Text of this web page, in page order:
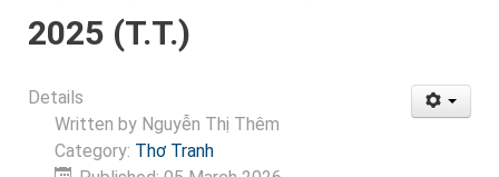
2025 (T.T.)
Details
Written by Nguyễn Thị Thêm
Category: Thơ Tranh